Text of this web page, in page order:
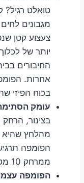
טואלט רגיל?
צעצוע קטן
יותר של
החיבורים
אחרות.
בכוח הפיזי
עומק
בצינור,
מהלחץ שהיא
הפומפה
ממרחק 10 מטרים. לא יעיל במיוחד.
הפומפה